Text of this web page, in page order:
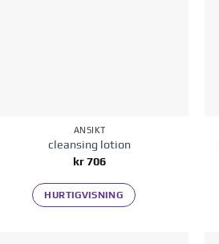
ANSIKT
cleansing lotion
kr706
HURTIGVISNING